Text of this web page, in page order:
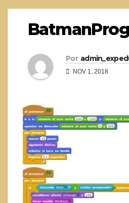
Por
NOV 1, 2018